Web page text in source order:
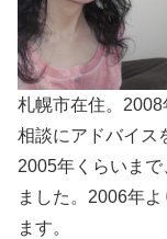
札幌市在住。
相談にアドバイス
2005年くらいま
ました。2006年
ます。